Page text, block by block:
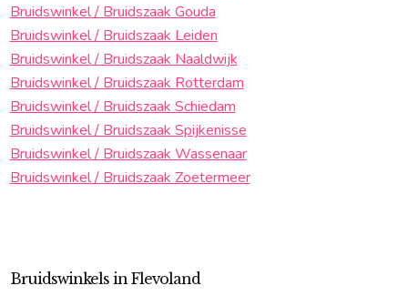
Bruidswinkel / Bruidszaak Gouda
Bruidswinkel / Bruidszaak Leiden
Bruidswinkel / Bruidszaak Naaldwijk
Bruidswinkel / Bruidszaak Rotterdam
Bruidswinkel / Bruidszaak Schiedam
Bruidswinkel / Bruidszaak Spijkenisse
Bruidswinkel / Bruidszaak Wassenaar
Bruidswinkel / Bruidszaak Zoetermeer
Bruidswinkels in Flevoland